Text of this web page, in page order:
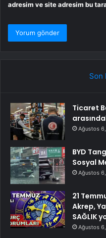
adresim ve site adresim bu
Son
Ticaret
Ağustos
BYD
Sosyal
Ağustos
21
Akrep,
SAĞLIK
Ağustos